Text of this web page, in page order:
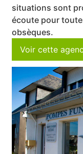
situations sont
écoute pour
obsèques.
Voir cette